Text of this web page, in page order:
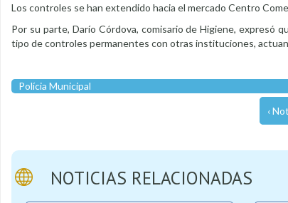
Los controles se han extendido hacia el mercado Centro
Por su parte, Darío Córdova, comisario de Higiene, expresó
tipo de controles permanentes con otras instituciones,
Polícia Municipal
‹
NOTICIAS RELACIONADAS